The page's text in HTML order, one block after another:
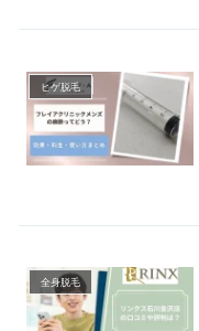
ヒゲ脱毛
全身脱毛